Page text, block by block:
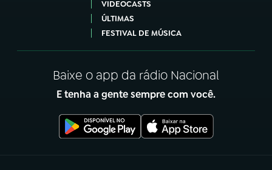
VIDEOCASTS
ÚLTIMAS
FESTIVAL DE MÚSICA
Baixe o app da rádio Nacional
E tenha a gente sempre com você.